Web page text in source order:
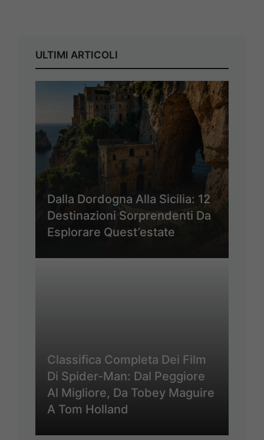
ULTIMI ARTICOLI
Dalla Dordogna Alla Sicilia: 12
Destinazioni Sorprendenti Da
Esplorare Quest’estate
Classifica Completa Dei Film
Di Spider-Man: Dal Peggiore
Al Migliore, Da Tobey Maguire
A Tom Holland